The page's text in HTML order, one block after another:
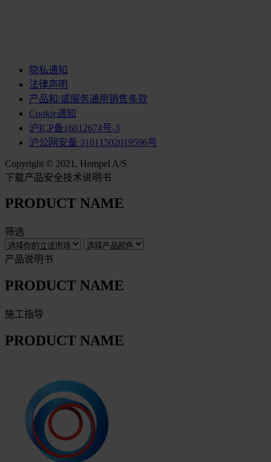
隐私通知
法律声明
产品和/或服务通用销售条款
Cookie通知
沪ICP备16012674号-3
沪公网安备 31011502019596号
Copyright © 2021, Hempel A/S
下载产品安全技术说明书
PRODUCT NAME
筛选
产品说明书
PRODUCT NAME
施工指导
PRODUCT NAME